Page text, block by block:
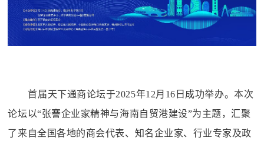
首届天下通商论坛于2025年12月16日成功举办。本次
论坛以“张謇企业家精神与海南自贸港建设”为主题，汇聚
了来自全国各地的商会代表、知名企业家、行业专家及政